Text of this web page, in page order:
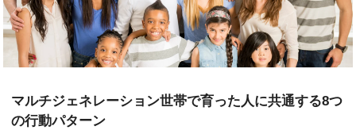
マルチジェネレーション世帯で育った人に共通する8つ
の行動パターン